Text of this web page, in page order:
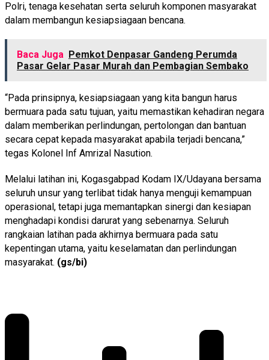
Polri, tenaga kesehatan serta seluruh komponen masyarakat
dalam membangun kesiapsiagaan bencana.
Baca Juga Pemkot Denpasar Gandeng Perumda
Pasar Gelar Pasar Murah dan Pembagian Sembako
“Pada prinsipnya, kesiapsiagaan yang kita bangun harus
bermuara pada satu tujuan, yaitu memastikan kehadiran negara
dalam memberikan perlindungan, pertolongan dan bantuan
secara cepat kepada masyarakat apabila terjadi bencana,”
tegas Kolonel Inf Amrizal Nasution.
Melalui latihan ini, Kogasgabpad Kodam IX/Udayana bersama
seluruh unsur yang terlibat tidak hanya menguji kemampuan
operasional, tetapi juga memantapkan sinergi dan kesiapan
menghadapi kondisi darurat yang sebenarnya. Seluruh
rangkaian latihan pada akhirnya bermuara pada satu
kepentingan utama, yaitu keselamatan dan perlindungan
masyarakat. (gs/bi)